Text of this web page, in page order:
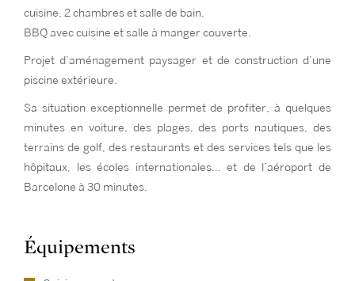
cuisine, 2 chambres et salle de bain.
BBQ avec cuisine et salle à manger couverte.
Projet d’aménagement paysager et de construction d’une
piscine extérieure.
Sa situation exceptionnelle permet de profiter, à quelques
minutes en voiture, des plages, des ports nautiques, des
terrains de golf, des restaurants et des services tels que les
hôpitaux, les écoles internationales… et de l’aéroport de
Barcelone à 30 minutes.
Équipements